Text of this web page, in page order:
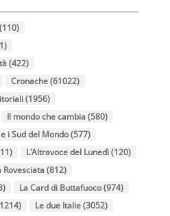
(422)
Cronache(61022)
(1956)
Il mondo che cambia(580)
i Sud del Mondo(577)
L'Altravoce del Lunedì(120)
Rovesciata(812)
La Card di Buttafuoco(974)
Le due Italie(3052)